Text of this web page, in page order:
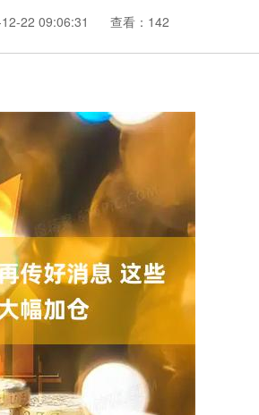
22 09:06:31 查看：142